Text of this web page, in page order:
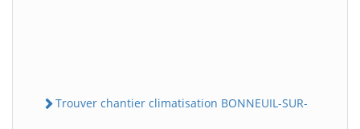
Trouver chantier climatisation BONNEUIL-SUR-